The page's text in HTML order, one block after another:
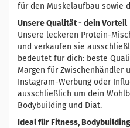
für den Muskelaufbau sowie
Unsere Qualität - dein Vorteil
Unsere leckeren Protein-
und verkaufen sie
bedeutet für dich: beste
Margen für Zwischenhändler
Instagram-Werbung oder
ausschließlich um dein
Bodybuilding und Diät.
Ideal für Fitness,